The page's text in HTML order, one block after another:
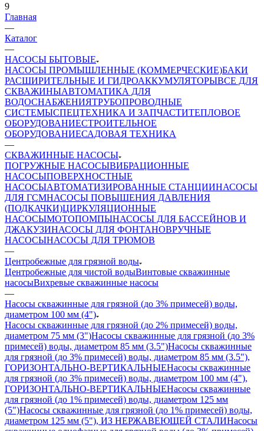
9
Главная
—
Каталог
—
НАСОСЫ БЫТОВЫЕ
НАСОСЫ ПРОМЫШЛЕННЫЕ (КОММЕРЧЕСКИЕ)БАКИ
РАСШИРИТЕЛЬНЫЕ И ГИДРОАККУМУЛЯТОРЫВСЕ ДЛЯ
СКВАЖИНЫАВТОМАТИКА ДЛЯ
ВОДОСНАБЖЕНИЯТРУБОПРОВОДНЫЕ
СИСТЕМЫСПЕЦТЕХНИКА И ЗАПЧАСТИТЕПЛОВОЕ
ОБОРУДОВАНИЕСТРОИТЕЛЬНОЕ
ОБОРУДОВАНИЕСАДОВАЯ ТЕХНИКА
—
СКВАЖИННЫЕ НАСОСЫ
ПОГРУЖНЫЕ НАСОСЫВИБРАЦИОННЫЕ
НАСОСЫПОВЕРХНОСТНЫЕ
НАСОСЫАВТОМАТИЗИРОВАННЫЕ СТАНЦИИНАСОСЫ
ДЛЯ ГСМНАСОСЫ ПОВЫШЕНИЯ ДАВЛЕНИЯ
(ПОДКАЧКИ)ЦИРКУЛЯЦИОННЫЕ
НАСОСЫМОТОПОМПЫНАСОСЫ ДЛЯ БАССЕЙНОВ И
ДЖАКУЗИНАСОСЫ ДЛЯ ФОНТАНОВРУЧНЫЕ
НАСОСЫНАСОСЫ ДЛЯ ТРЮМОВ
—
Центробежные для грязной воды
Центробежные для чистой водыВинтовые скважинные
насосыВихревые скважинные насосы
—
Насосы скважинные для грязной (до 3% примесей) воды,
диаметром 100 мм (4")
Насосы скважинные для грязной (до 2% примесей) воды,
диаметром 75 мм (3")Насосы скважинные для грязной (до 3%
примесей) воды, диаметром 85 мм (3.5")Насосы скважинные
для грязной (до 3% примесей) воды, диаметром 85 мм (3.5"),
ГОРИЗОНТАЛЬНО-ВЕРТИКАЛЬНЫЕНасосы скважинные
для грязной (до 3% примесей) воды, диаметром 100 мм (4"),
ГОРИЗОНТАЛЬНО-ВЕРТИКАЛЬНЫЕНасосы скважинные
для грязной (до 1% примесей) воды, диаметром 125 мм
(5")Насосы скважинные для грязной (до 1% примесей) воды,
диаметром 125 мм (5"), ИЗ НЕРЖАВЕЮЩЕЙ СТАЛИНасосы